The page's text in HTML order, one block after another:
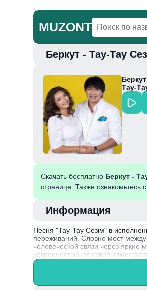
MUZONT
Беркут - Тау-Тау
Беркут
Тау-
Скачать бесплатно Беркут -
странице. Также ознакомьтесь
Информация
Песня "Тау-Тау Сезім" в
переживаний. Словно мост
человеческой связи через
искренностью, отражая
Интересно, что Беркут, один из